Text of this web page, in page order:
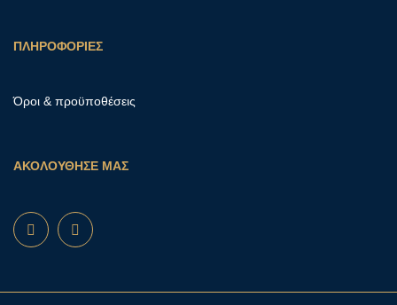
ΠΛΗΡΟΦΟΡΙΕΣ
Όροι & προϋποθέσεις
ΑΚΟΛΟΥΘΗΣΕ ΜΑΣ